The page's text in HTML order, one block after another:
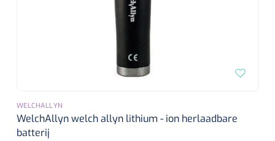
WELCHALLYN
WelchAllyn welch allyn lithium - ion herlaadbare
batterij